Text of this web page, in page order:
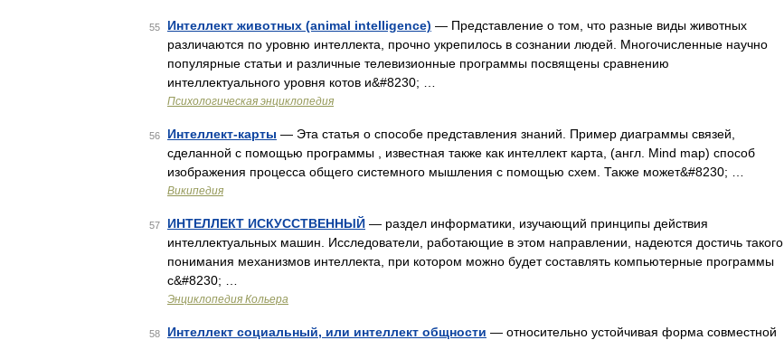
55 Интеллект животных (animal intelligence) — Представление о том, что разные виды животных
различаются по уровню интеллекта, прочно укрепилось в сознании людей. Многочисленные научно
популярные статьи и различные телевизионные программы посвящены сравнению
интеллектуального уровня котов и&#8230; …
Психологическая энциклопедия
56 Интеллект-карты — Эта статья о способе представления знаний. Пример диаграммы связей,
сделанной с помощью программы , известная также как интеллект карта, (англ. Mind map) способ
изображения процесса общего системного мышления с помощью схем. Также может&#8230; …
Википедия
57 ИНТЕЛЛЕКТ ИСКУССТВЕННЫЙ — раздел информатики, изучающий принципы действия
интеллектуальных машин. Исследователи, работающие в этом направлении, надеются достичь такого
понимания механизмов интеллекта, при котором можно будет составлять компьютерные программы
с&#8230; …
Энциклопедия Кольера
58 Интеллект социальный, или интеллект общности — относительно устойчивая форма совместной